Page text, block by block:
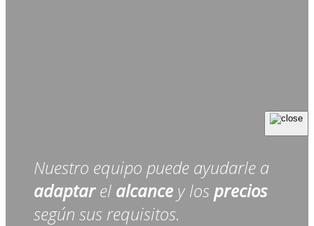
Nuestro equipo puede ayudarle a
adaptarel alcance y losprecios
según sus requisitos.